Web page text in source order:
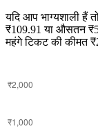
यदि आप भाग्यशाली हैं
₹109.91 या औसतन
महंगे टिकट की कीमत